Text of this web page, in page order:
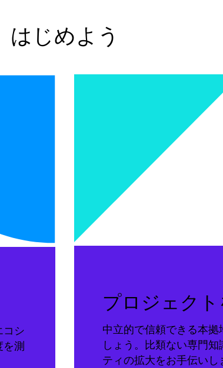
はじめよう
コシ
を測
プロジェク
中立的で信頼できる本
しょう。比類ない専門
ティの拡大をお手伝いし